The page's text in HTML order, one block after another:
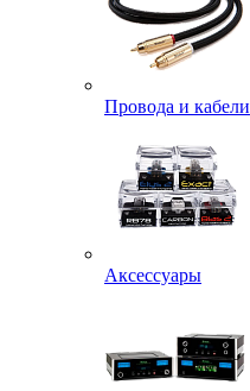
Провода и кабели
Аксессуары